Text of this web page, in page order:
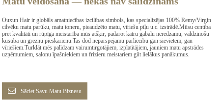
Ouxun Hair ir globāls amatniecības izcilības simbols, kas specializējas 100% Remy/Virgin
cilvēku matu parūku, matu toneru, pieaudzēto matu, vīriešu pīļu u.c. izstrādē.Mūsu centība
pret kvalitāti un rūpīga meistarība mūs atšķir, padarot katru gabalu neredzamu, valdzinošu
kustībā un greznu pieskārienu.Tas dod nepārspējamu pārliecību gan sievietēm, gan
vīriešiem.Turklāt mēs palīdzam vairumtirgotājiem, izplatītājiem, jauniem matu apstrādes
uzņēmumiem, salonu īpašniekiem un frizieru meistariem gūt lielākus panākumus.
Sāciet Savu Matu Biznesu